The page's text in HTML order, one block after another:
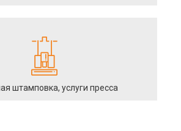
штамповка, услуги пресса